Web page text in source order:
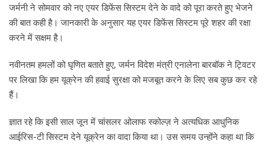
जर्मनी ने सोमवार को नए एयर डिफेंस सिस्टम देने के वादे को पूरा करते हुए भेजने
की बात कही है। जानकारी के अनुसार यह एयर डिफेंस सिस्टम पूरे शहर की रक्षा
करने में सक्षम है।
नवीनतम हमलों को घृणित बताते हुए, जर्मन विदेश मंत्री एनालेना बारबॉक ने ट्विटर
पर लिखा कि हम यूक्रेन की हवाई सुरक्षा को मजबूत करने के लिए सब कुछ कर रहे
हैं।
ज्ञात रहे कि इसी साल जून में चांसलर ओलाफ स्कोल्ज़ ने अत्यधिक आधुनिक
आईरिस-टी सिस्टम देने यूक्रेन का वादा किया था। उस समय उन्होंने कहा था कि